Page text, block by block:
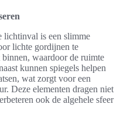
lichtinval is een slimme
lichte gordijnen te
waardoor de ruimte
kunnen spiegels helpen
wat zorgt voor een
Deze elementen dragen niet
ook de algehele sfeer